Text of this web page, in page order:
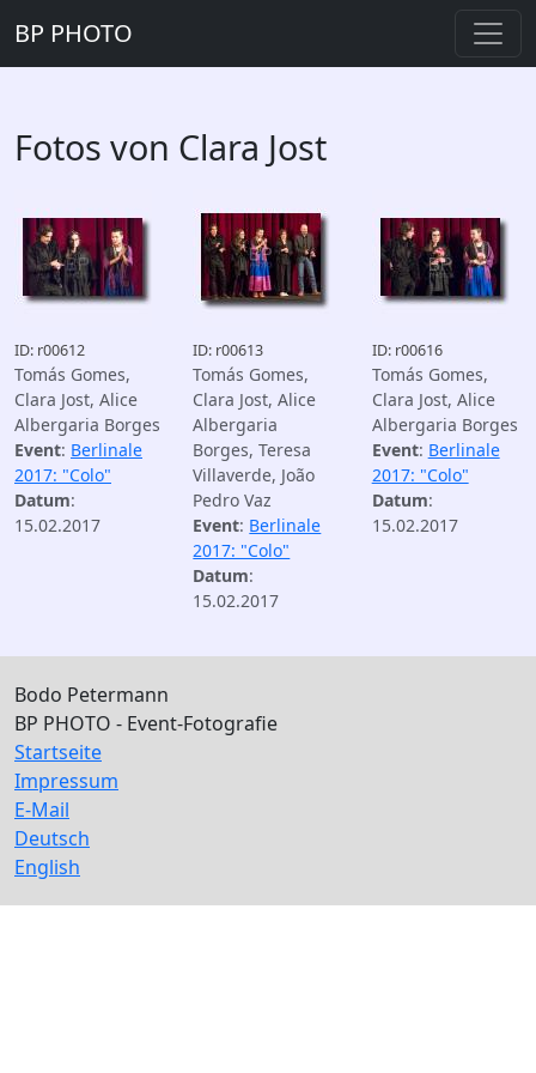
BP PHOTO
Fotos von Clara Jost
ID: r00612
Tomás Gomes,
Clara Jost, Alice
Albergaria Borges
Event: Berlinale
2017: "Colo"
Datum:
15.02.2017
ID: r00613
Tomás Gomes,
Clara Jost, Alice
Albergaria
Borges, Teresa
Villaverde, João
Pedro Vaz
Event: Berlinale
2017: "Colo"
Datum:
15.02.2017
ID: r00616
Tomás Gomes,
Clara Jost, Alice
Albergaria Borges
Event: Berlinale
2017: "Colo"
Datum:
15.02.2017
Bodo Petermann
BP PHOTO - Event-Fotografie
Startseite
Impressum
E-Mail
Deutsch
English